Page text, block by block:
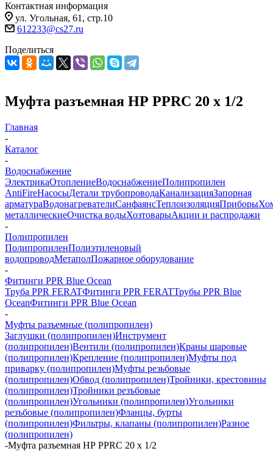
Контактная информация
ул. Угольная, 61, стр.10
612233@cs27.ru
Поделиться
Муфта разъемная НР PPRC 20 х 1/2
Главная
-
Каталог
-
Водоснабжение
ЭлектрикаОтоплениеВодоснабжениеПолипропилен
AntiFireНасосыДетали трубопроводаКанализацияЗапорная
арматураВодонагревателиСанфаянсТеплоизоляцияПриборы
металлическиеОчистка водыХозтоварыАкции и распродажи
-
Полипропилен
ПолипропиленПолиэтиленовый
водопроводМетаполПожарное оборудование
-
Фитинги PPR Blue Ocean
Труба PPR FERATФитинги PPR FERATТрубы PPR Blue
OceanФитинги PPR Blue Ocean
-
Муфты разъемные (полипропилен)
Заглушки (полипропилен)Инструмент
(полипропилен)Вентили (полипропилен)Краны шаровые
(полипропилен)Крепление (полипропилен)Муфты под
приварку (полипропилен)Муфты резьбовые
(полипропилен)Обвод (полипропилен)Тройники, крестовины
(полипропилен)Тройники резъбовые
(полипропилен)Угольники (полипропилен)Угольники
резъбовые (полипропилен)Фланцы, бурты
(полипропилен)Фильтры, клапаны (полипропилен)Разное
(полипропилен)
-Муфта разъемная НР PPRC 20 х 1/2